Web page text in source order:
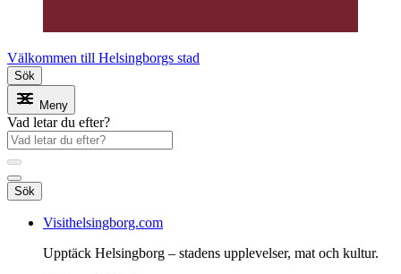
Välkommen till Helsingborgs stad
Sök
Meny
Vad letar du efter?
Sök
Visithelsingborg.com
Upptäck Helsingborg – stadens upplevelser, mat och kultur.